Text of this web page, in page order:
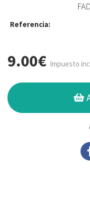
Referencia:
9.00€ Impuesto